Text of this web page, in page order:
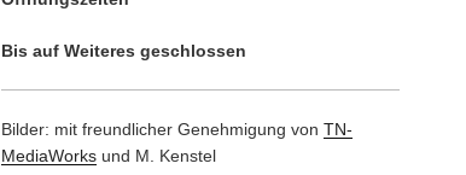
Bis auf Weiteres geschlossen
Bilder: mit freundlicher Genehmigung von TN-
MediaWorks und M. Kenstel